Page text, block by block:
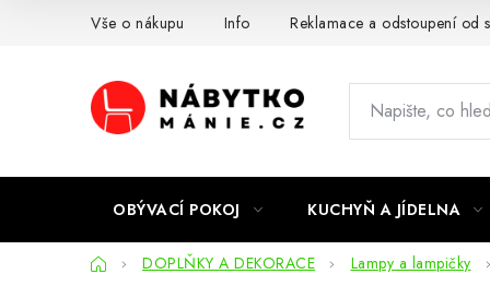
Vše o nákupu Info Reklamace a odstoupení od
OBÝVACÍ POKOJ KUCHYŇ A JÍDELNA
DomůDOPLŇKY A DEKORACE Lampy a lampičky